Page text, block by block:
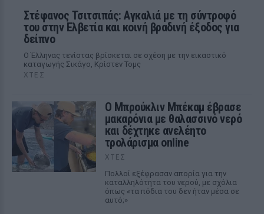
Στέφανος Τσιτσιπάς: Αγκαλιά με τη σύντροφό
του στην Ελβετία και κοινή βραδινή έξοδος για
δείπνο
Ο Έλληνας τενίστας βρίσκεται σε σχέση με την εικαστικό
καταγωγής Σικάγο, Κρίστεν Τομς
ΧΤΕΣ
Ο Μπρούκλιν Μπέκαμ έβρασε
μακαρόνια με θαλασσινό νερό
και δέχτηκε ανελέητο
τρολάρισμα online
ΧΤΕΣ
Πολλοί εξέφρασαν απορία για την
καταλληλότητα του νερού, με σχόλια
όπως «τα πόδια του δεν ήταν μέσα σε
αυτό;»